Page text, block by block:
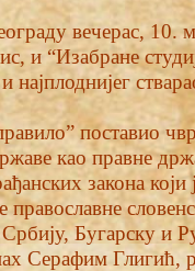
вечерас, 10.
и “Изабране
најплоднијег
поставио
као правне
закона који
православне
Бугарску и
Серафим Глигић,